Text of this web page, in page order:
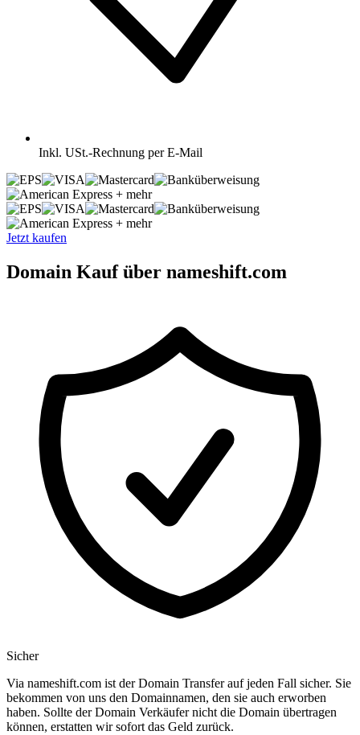
Inkl. USt.-Rechnung per E-Mail
+ mehr
+ mehr
Jetzt kaufen
Domain Kauf über nameshift.com
Sicher
Via nameshift.com ist der Domain Transfer auf jeden Fall sicher. Sie
bekommen von uns den Domainnamen, den sie auch erworben
haben. Sollte der Domain Verkäufer nicht die Domain übertragen
können, erstatten wir sofort das Geld zurück.